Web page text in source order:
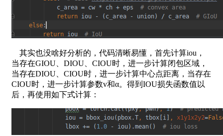
其实也没啥好分析的，代码清晰易懂，首先计算iou，
当存在GIOU、DIOU、CIOU时，进一步计算闭包区域，
当存在DIOU、CIOU时，进一步计算中心点距离，当存在
CIOU时，进一步计算参数v和α。得到IOU损失函数值以
后，再使用如下式计算：